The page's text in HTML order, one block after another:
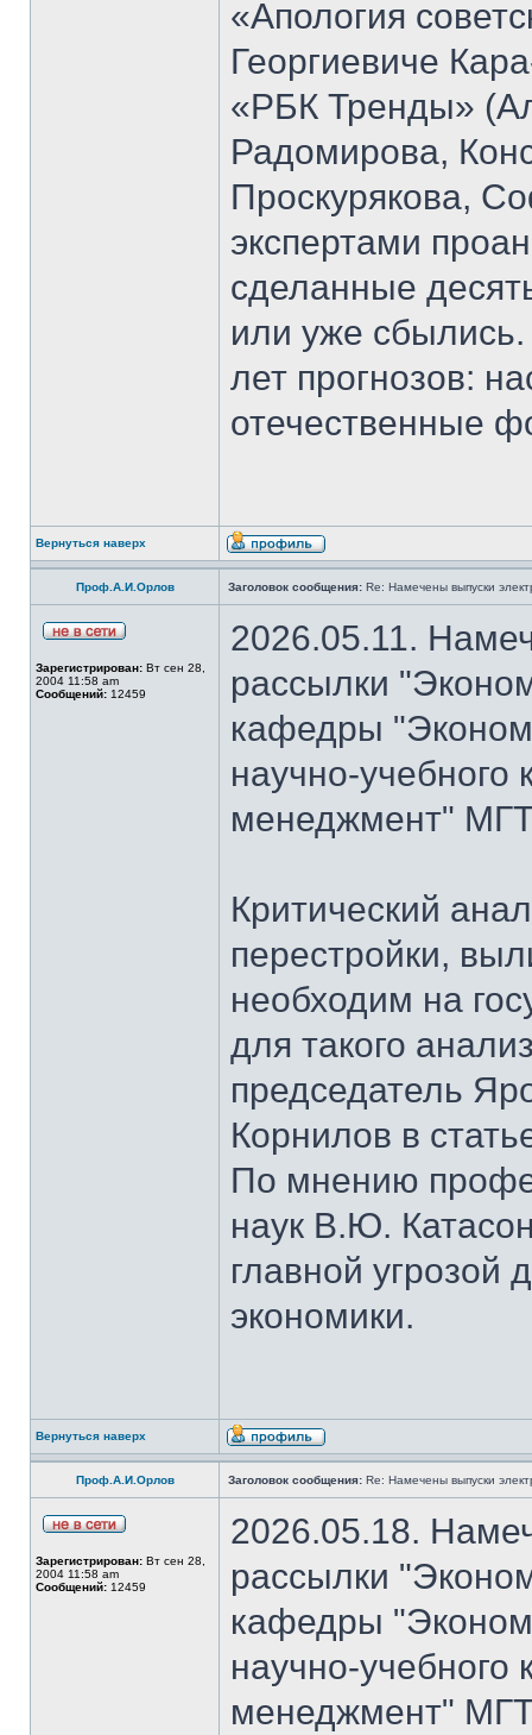
«Апология
Георгиевиче
«РБК Тренды»
Радомирова,
Проскурякова,
экспертами
сделанные
или уже сбылись.
лет прогнозов:
отечественные
Вернуться наверх
Проф.А.И.Орлов Заголовок сообщения: Re: Намечены выпуски
Зарегистрирован: Вт сен 28,
2004 11:58 am
Сообщений: 12459
2026.05.11.
рассылки
кафедры
научно-
менеджмент"
Критический
перестройки,
необходим на
для такого
председатель
Корнилов в
По мнению
наук В.Ю.
главной угрозой
экономики.
Вернуться наверх
Проф.А.И.Орлов Заголовок сообщения: Re: Намечены выпуски
Зарегистрирован: Вт сен 28,
2004 11:58 am
Сообщений: 12459
2026.05.18.
рассылки
кафедры
научно-
менеджмент"